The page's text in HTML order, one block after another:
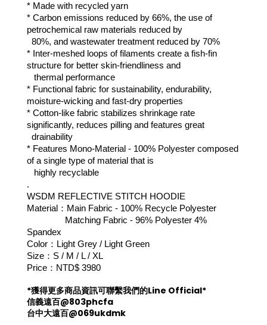
* Made with recycled yarn
* Carbon emissions reduced by 66%, the use of
petrochemical raw materials reduced by
80%, and wastewater treatment reduced by 70%
* Inter-meshed loops of filaments create a fish-fin
structure for better skin-friendliness and
thermal performance
* Functional fabric for sustainability, endurability,
moisture-wicking and fast-dry properties
* Cotton-like fabric stabilizes shrinkage rate
significantly, reduces pilling and features great
drainability
* Features Mono-Material - 100% Polyester composed
of a single type of material that is
highly recyclable
.
WSDM REFLECTIVE STITCH HOODIE
Material：Main Fabric - 100% Recycle Polyester
Matching Fabric - 96% Polyester 4%
Spandex
Color：Light Grey / Light Green
Size：S / M / L / XL
Price：NTD$ 3980
*獲得更多商品資訊可聯繫我們的Line Official*
信義遠百@803phcfa
台中大遠百@069ukdmk